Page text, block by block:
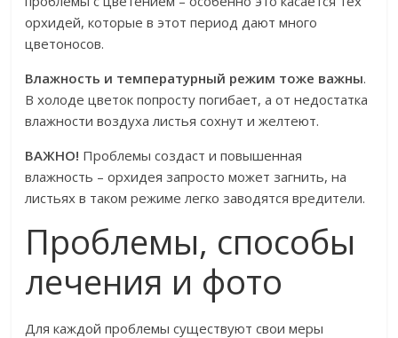
орхидей, которые в этот период дают много
цветоносов.
Влажность и температурный режим тоже важны.
В холоде цветок попросту погибает, а от недостатка
влажности воздуха листья сохнут и желтеют.
ВАЖНО! Проблемы создаст и повышенная
влажность – орхидея запросто может загнить, на
листьях в таком режиме легко заводятся вредители.
Проблемы, способы
лечения и фото
Для каждой проблемы существуют свои меры